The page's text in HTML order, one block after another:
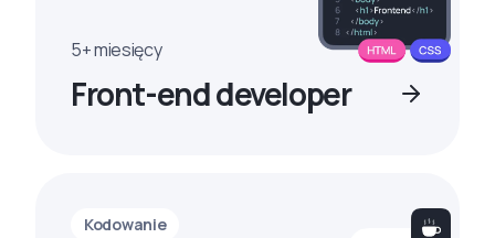
5+ miesięcy
Front-end developer
Kodowanie